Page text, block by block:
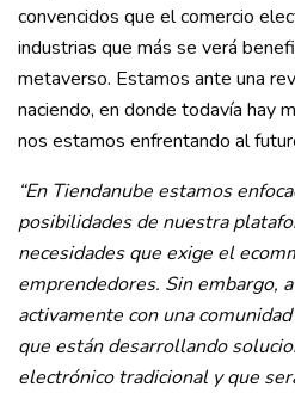
convencidos que el comercio
industrias que más se verá
metaverso. Estamos ante una
naciendo, en donde todavía hay
nos estamos enfrentando al
“En Tiendanube estamos
posibilidades de nuestra
necesidades que exige el
emprendedores. Sin embargo,
activamente con una
que están desarrollando
electrónico tradicional y que